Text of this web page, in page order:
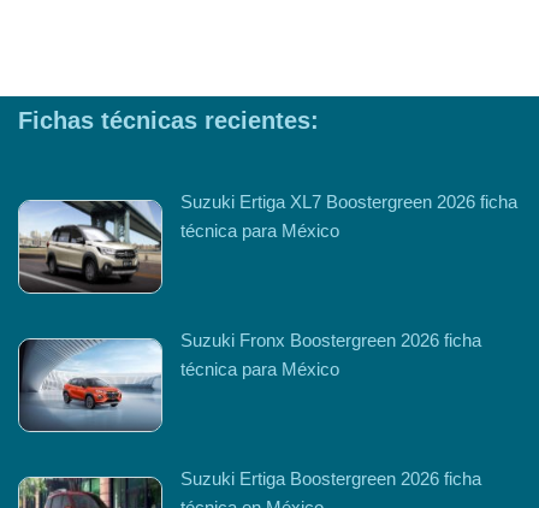
Fichas técnicas recientes:
Suzuki Ertiga XL7 Boostergreen 2026 ficha
técnica para México
Suzuki Fronx Boostergreen 2026 ficha
técnica para México
Suzuki Ertiga Boostergreen 2026 ficha